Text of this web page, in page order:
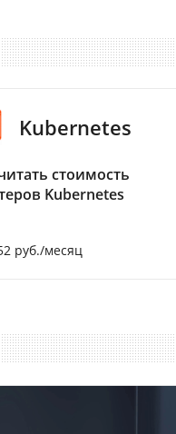
Kubernetes
стоимость
Kubernetes
руб./месяц